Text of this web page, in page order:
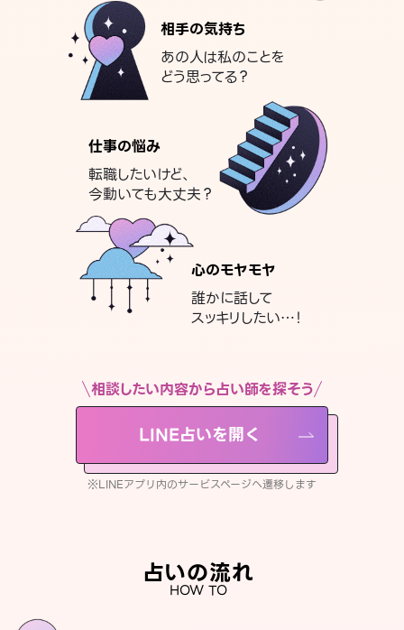
相手の気持ち
あの人は私のことを
どう思ってる？
仕事の悩み
転職したいけど、
今動いても大丈夫？
心のモヤモヤ
誰かに話して
スッキリしたい…！
相談したい内容から占い師を探そう
LINE占いを開く
※LINEアプリ内のサービスページへ遷移します
占いの流れ
HOW TO